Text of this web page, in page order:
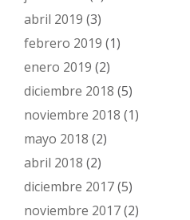
abril 2019 (3)
febrero 2019 (1)
enero 2019 (2)
diciembre 2018 (5)
noviembre 2018 (1)
mayo 2018 (2)
abril 2018 (2)
diciembre 2017(5)
noviembre 2017(2)